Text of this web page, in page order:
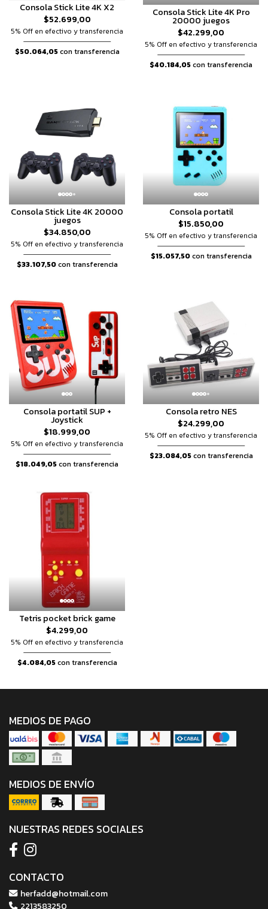
Consola Stick Lite 4K X2
$52.699,00
5% Off en efectivo y transferencia
$50.064,05con transferencia
Consola Stick Lite 4K Pro
20000 juegos
$42.299,00
5% Off en efectivo y transferencia
$40.184,05con transferencia
Consola Stick Lite 4K 20000
juegos
$34.850,00
5% Off en efectivo y transferencia
$33.107,50con transferencia
Consola portatil
$15.850,00
5% Off en efectivo y transferencia
$15.057,50con transferencia
Consola portatil SUP +
Joystick
$18.999,00
5% Off en efectivo y transferencia
$18.049,05con transferencia
Consola retro NES
$24.299,00
5% Off en efectivo y transferencia
$23.084,05con transferencia
Tetris pocket brick game
$4.299,00
5% Off en efectivo y transferencia
$4.084,05con transferencia
MEDIOS DE PAGO
MEDIOS DE ENVÍO
NUESTRAS REDES SOCIALES
CONTACTO
herfadd@hotmail.com
2213583250